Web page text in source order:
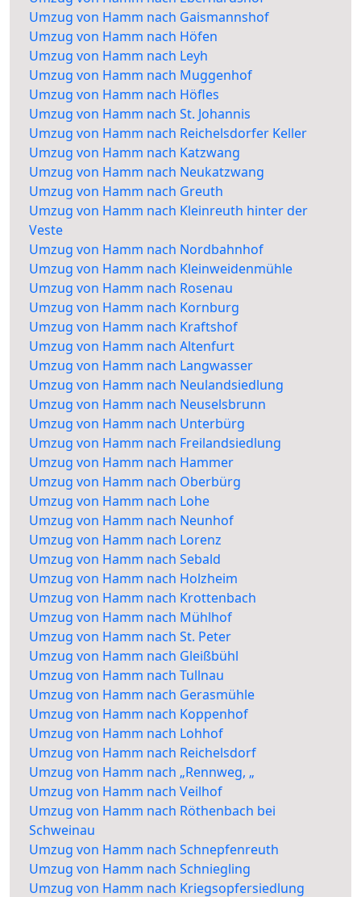
Umzug von Hamm nach Gaismannshof
Umzug von Hamm nach Höfen
Umzug von Hamm nach Leyh
Umzug von Hamm nach Muggenhof
Umzug von Hamm nach Höfles
Umzug von Hamm nach St. Johannis
Umzug von Hamm nach Reichelsdorfer Keller
Umzug von Hamm nach Katzwang
Umzug von Hamm nach Neukatzwang
Umzug von Hamm nach Greuth
Umzug von Hamm nach Kleinreuth hinter der
Veste
Umzug von Hamm nach Nordbahnhof
Umzug von Hamm nach Kleinweidenmühle
Umzug von Hamm nach Rosenau
Umzug von Hamm nach Kornburg
Umzug von Hamm nach Kraftshof
Umzug von Hamm nach Altenfurt
Umzug von Hamm nach Langwasser
Umzug von Hamm nach Neulandsiedlung
Umzug von Hamm nach Neuselsbrunn
Umzug von Hamm nach Unterbürg
Umzug von Hamm nach Freilandsiedlung
Umzug von Hamm nach Hammer
Umzug von Hamm nach Oberbürg
Umzug von Hamm nach Lohe
Umzug von Hamm nach Neunhof
Umzug von Hamm nach Lorenz
Umzug von Hamm nach Sebald
Umzug von Hamm nach Holzheim
Umzug von Hamm nach Krottenbach
Umzug von Hamm nach Mühlhof
Umzug von Hamm nach St. Peter
Umzug von Hamm nach Gleißbühl
Umzug von Hamm nach Tullnau
Umzug von Hamm nach Gerasmühle
Umzug von Hamm nach Koppenhof
Umzug von Hamm nach Lohhof
Umzug von Hamm nach Reichelsdorf
Umzug von Hamm nach „Rennweg, „
Umzug von Hamm nach Veilhof
Umzug von Hamm nach Röthenbach bei
Schweinau
Umzug von Hamm nach Schnepfenreuth
Umzug von Hamm nach Schniegling
Umzug von Hamm nach Kriegsopfersiedlung